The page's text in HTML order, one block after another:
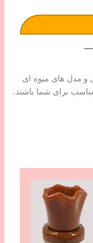
و مدل های میوه ای
برای شما باشند.